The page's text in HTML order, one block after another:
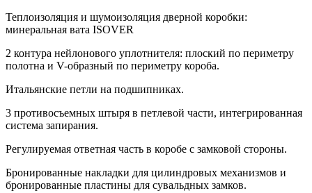
Теплоизоляция и шумоизоляция дверной коробки:
минеральная вата ISOVER
2 контура нейлонового уплотнителя: плоский по периметру
полотна и V-образный по периметру короба.
Итальянские петли на подшипниках.
3 противосъемных штыря в петлевой части, интегрированная
система запирания.
Регулируемая ответная часть в коробе с замковой стороны.
Бронированные накладки для цилиндровых механизмов и
бронированные пластины для сувальдных замков.